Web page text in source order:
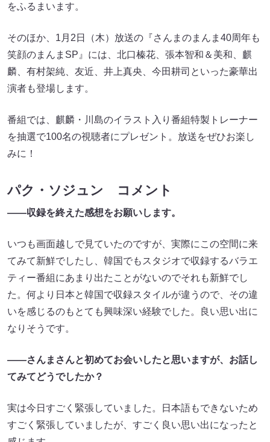
をふるまいます。
そのほか、1月2日（木）放送の『さんまのまんま40周年も
笑顔のまんまSP』には、北口榛花、張本智和＆美和、麒
麟、有村架純、友近、井上真央、今田耕司といった豪華出
演者も登場します。
番組では、麒麟・川島のイラスト入り番組特製トレーナー
を抽選で100名の視聴者にプレゼント。放送をぜひお楽し
みに！
パク・ソジュン コメント
――収録を終えた感想をお願いします。
いつも画面越しで見ていたのですが、実際にこの空間に来
てみて新鮮でしたし、韓国でもスタジオで収録するバラエ
ティー番組にあまり出たことがないのでそれも新鮮でし
た。何より日本と韓国で収録スタイルが違うので、その違
いを感じるのもとても興味深い経験でした。良い思い出に
なりそうです。
――さんまさんと初めてお会いしたと思いますが、お話し
てみてどうでしたか？
実は今日すごく緊張していました。日本語もできないため
すごく緊張していましたが、すごく良い思い出になったと